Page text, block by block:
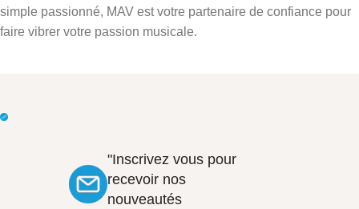
simple passionné, MAV est votre partenaire de confiance pour
faire vibrer votre passion musicale.
"Inscrivez vous pour
recevoir nos
nouveautés